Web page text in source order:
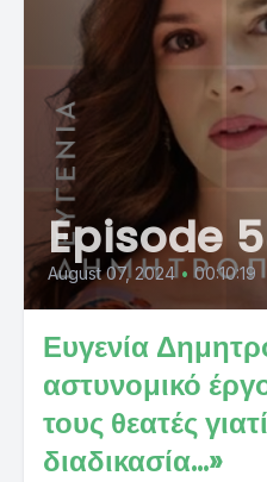
Episode
August 07, 2024 • 00:10:19
Ευγενία
αστυνομικό
τους θεατές
διαδικασία…»